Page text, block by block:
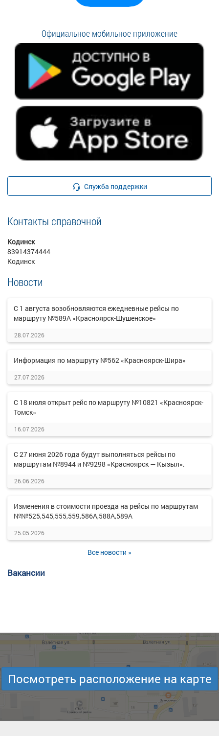
Официальное мобильное приложение
Служба поддержки
Контакты справочной
Кодинск
83914374444
Кодинск
Новости
С 1 августа возобновляются ежедневные рейсы по
маршруту №589А «Красноярск-Шушенское»
28.07.2026
Информация по маршруту №562 «Красноярск-Шира»
27.07.2026
С 18 июля открыт рейс по маршруту №10821 «Красноярск-
Томск»
16.07.2026
С 27 июня 2026 года будут выполняться рейсы по
маршрутам №8944 и №9298 «Красноярск — Кызыл».
26.06.2026
Изменения в стоимости проезда на рейсы по маршрутам
№№525,545,555,559,586А,588А,589А
25.05.2026
Все новости »
Вакансии
Посмотреть расположение на карте